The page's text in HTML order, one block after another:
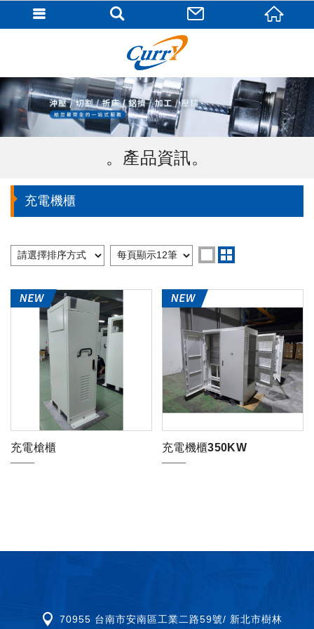
產品資訊
充電機櫃
充電槍櫃 充電機櫃350KW
70955 台南市安南區工業二路59號/ 新北市樹林